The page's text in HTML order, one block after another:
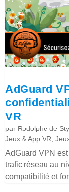
AdGuard
VR
par Rodolphe de
Jeux & App VR ,
AdGuard VPN
trafic réseau au
compatibilité et